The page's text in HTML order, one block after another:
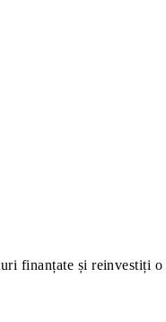
finanțate și